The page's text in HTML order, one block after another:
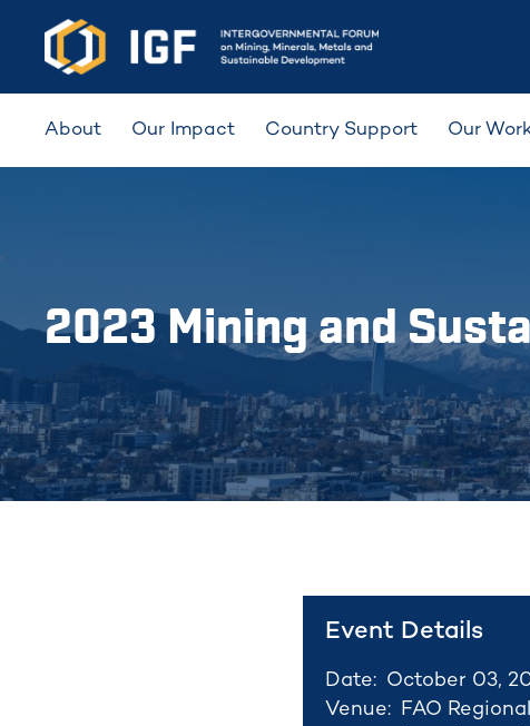
About Our Impact Country Support Our
2023 Mining and
Event Details
Date: October 03,
Venue:
FAO